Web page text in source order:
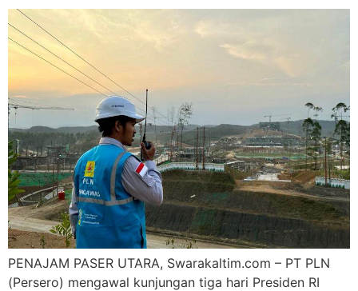
PENAJAM PASER UTARA, Swarakaltim.com – PT PLN
(Persero) mengawal kunjungan tiga hari Presiden RI